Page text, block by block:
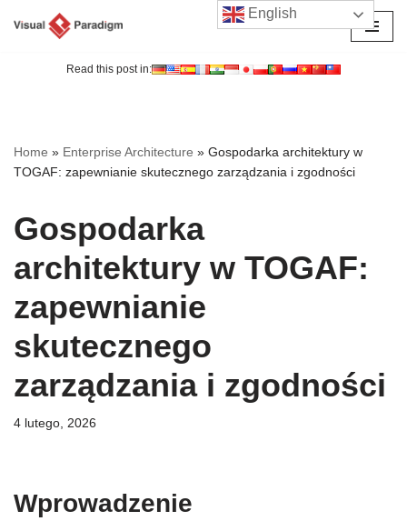
Read this post in:
Home » Enterprise Architecture » Gospodarka architektury w
TOGAF: zapewnianie skutecznego zarządzania i zgodności
Gospodarka
architektury w TOGAF:
zapewnianie
skutecznego
zarządzania i zgodności
4 lutego, 2026
Wprowadzenie
English